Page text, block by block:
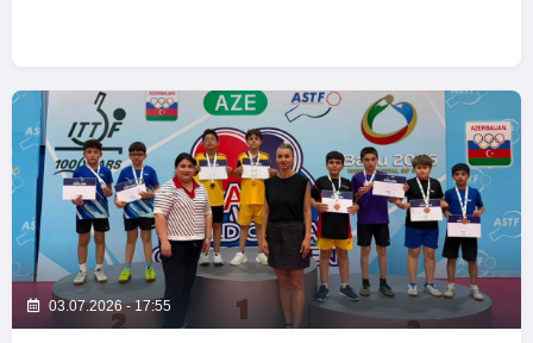
03.07.2026 - 17:55